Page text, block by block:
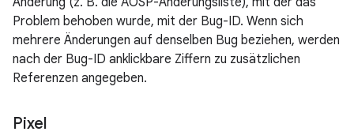
Problem behoben wurde, mit der Bug-ID. Wenn sich
mehrere Änderungen auf denselben Bug beziehen, werden
nach der Bug-ID anklickbare Ziffern zu zusätzlichen
Referenzen angegeben.
Pixel